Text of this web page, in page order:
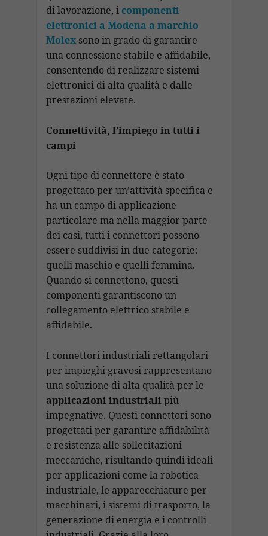
di lavorazione, icomponenti
elettronici a Modena a marchio
Molexsono in grado di garantire
una connessione stabile e affidabile,
consentendo di realizzare sistemi
elettronici di alta qualità e dalle
prestazioni elevate.
Connettività, l’impiego in tutti i
campi
Ogni tipo di connettore è stato
progettato per un’attività specifica e
ha un campo di applicazione
particolare ma nella maggior parte
dei casi, tutti i connettori possono
essere suddivisi in due categorie:
quelli maschio e quelli femmina.
Quando si connettono, questi
componenti garantiscono un
collegamento elettrico stabile e
affidabile.
I connettori industriali rettangolari
per impieghi gravosi rappresentano
una soluzione di alta qualità per le
applicazioni industrialipiù
impegnative. Questi connettori sono
progettati per garantire affidabilità
e resistenza alle sollecitazioni
meccaniche, risultando quindi ideali
per applicazioni come la robotica
industriale, le apparecchiature per
macchinari, i sistemi di trasporto, la
generazione di energia e i controlli